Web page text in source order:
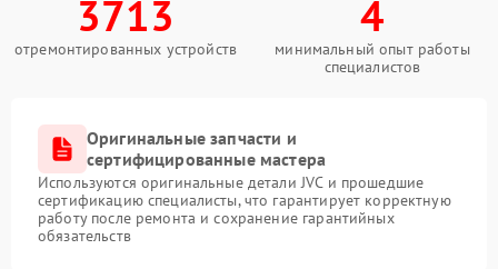
3713
отремонтированных устройств
4
минимальный опыт работы
специалистов
Оригинальные запчасти и
сертифицированные мастера
Используются оригинальные детали JVC и прошедшие
сертификацию специалисты, что гарантирует корректную
работу после ремонта и сохранение гарантийных
обязательств